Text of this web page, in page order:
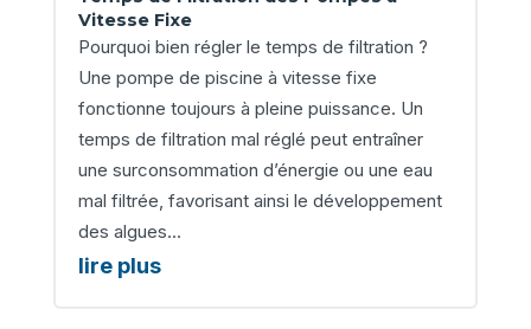
Vitesse Fixe
Pourquoi bien régler le temps de filtration ?
Une pompe de piscine à vitesse fixe
fonctionne toujours à pleine puissance. Un
temps de filtration mal réglé peut entraîner
une surconsommation d’énergie ou une eau
mal filtrée, favorisant ainsi le développement
des algues...
lire plus